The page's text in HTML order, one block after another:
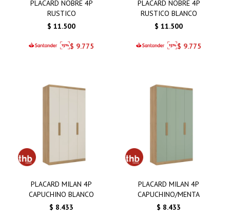
PLACARD NOBRE 4P
RUSTICO
$ 11.500
$ 9.775
PLACARD NOBRE 4P
RUSTICO BLANCO
$ 11.500
$ 9.775
PLACARD MILAN 4P
CAPUCHINO BLANCO
$ 8.433
PLACARD MILAN 4P
CAPUCHINO/MENTA
$ 8.433